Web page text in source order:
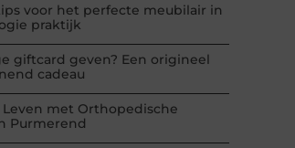
voor het perfecte meubilair in
praktijk
giftcard geven? Een origineel
cadeau
Leven met Orthopedische
Purmerend